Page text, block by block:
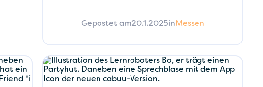
Gepostet am20.1.2025inMessen